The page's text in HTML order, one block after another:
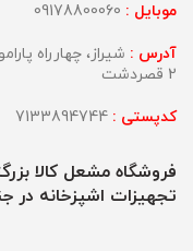
موبایل :
آدرس : شیراز، چهارراه
2 قصردشت
کدپستی :
فروشگاه مشعل کالا
تجهیزات اشپزخانه در